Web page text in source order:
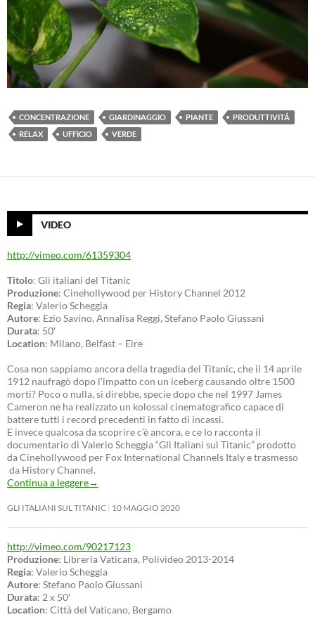
CONCENTRAZIONE GIARDINAGGIO PIANTE
PRODUTTIVITÁ
RELAX
UFFICIO VERDE
VIDEO
http://vimeo.com/61359304
Titolo: Gli italiani del Titanic
Produzione: Cinehollywood per History Channel 2012
Regia: Valerio Scheggia
Autore: Ezio Savino, Annalisa Reggi, Stefano Paolo Giussani
Durata: 50′
Location: Milano, Belfast – Eire
Cosa non sappiamo ancora della tragedia del Titanic, che il 14 aprile
1912 naufragò dopo l’impatto con un iceberg causando oltre 1500
morti? Poco o nulla, si direbbe, specie dopo che nel 1997 James
Cameron ne ha realizzato un kolossal cinematografico capace di
battere tutti i record precedenti in fatto di incassi.
E invece qualcosa da scoprire c’è ancora, e ce lo racconta il
documentario di Valerio Scheggia “Gli Italiani sul Titanic” prodotto
da Cinehollywood per Fox International Channels Italy e trasmesso
da History Channel.
Continua a leggere→
GLI ITALIANI SUL TITANIC 10 MAGGIO 2020
http://vimeo.com/90217123
Produzione: Libreria Vaticana, Polivideo 2013-2014
Regia: Valerio Scheggia
Autore: Stefano Paolo Giussani
Durata: 2 x 50′
Location: Città del Vaticano, Bergamo